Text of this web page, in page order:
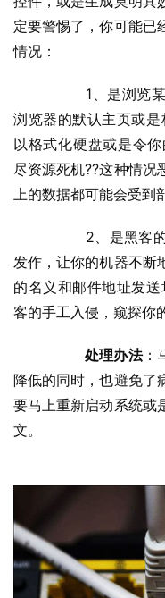
定要警惕了，你可能已
情况：
浏览器的默认主页或
以格式化硬盘或是令
尽资源死机??这种情况
上的数据都可能会受到
发作，让你的机器不断
的名义和邮件地址发
客的手工入侵，窥探你
处理办法：
降低的同时，也避免了
要马上重新启动系统或
文。